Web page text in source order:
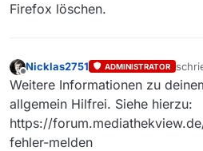
Firefox löschen.
Offline
Nicklas2751 ADMINISTRATOR
Weitere Informationen zu
allgemein Hilfrei. Siehe hierzu:
https://
fehler-melden